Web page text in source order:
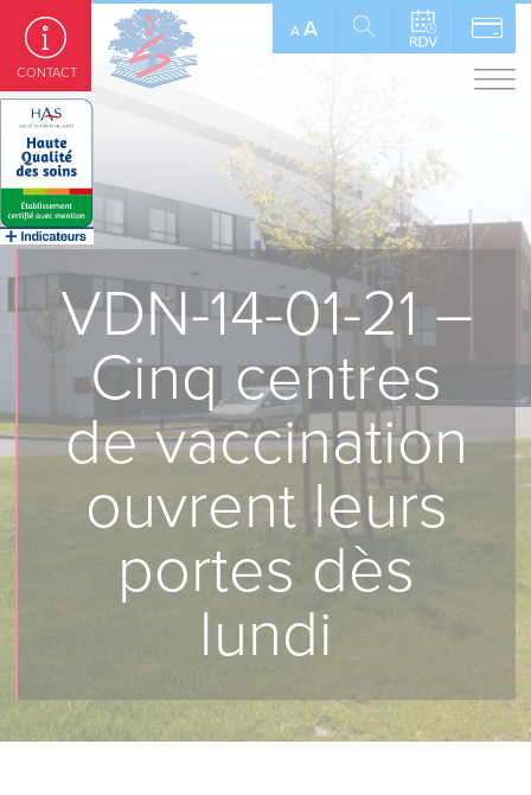
A A
VDN-14-01-21 –
Cinq centres
de vaccination
ouvrent leurs
portes dès
lundi
CONTACT
Panneau de gestion des cookies